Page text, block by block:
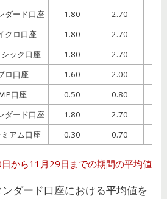
ダード口座 1.80 2.70
クロ口座
1.80 2.70
ック口座 1.80 2.70
ロ口座
1.60 2.00
VIP口座
0.50 0.80
ダード口座 1.80 2.70
アム口座
0.30 0.70
から11月29日までの期間の平均値
ダード口座における平均値を